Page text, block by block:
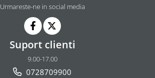
Urmareste-ne in social media
Suport clienti
9.00-17.00
0728709900